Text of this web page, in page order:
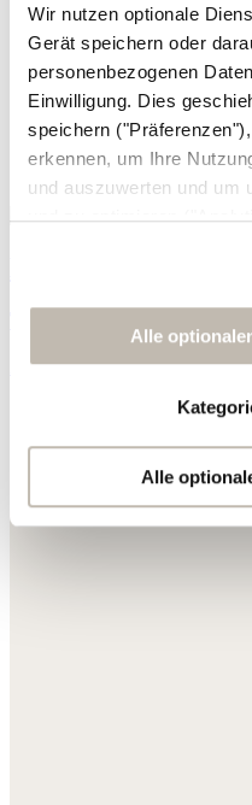
Wir nutzen optionale
Gerät speichern oder
personenbezogenen
Einwilligung. Dies
speichern
erkennen, um Ihre
und auszuwerten und um
und zu optimieren
zu erstellen, um
um Sie auf anderen
Sie erneut mit Werbung
Werbekampagnen
Ihre Daten werden mit
der
Sie auf "Kategorien
Alle
Alle
Bedrucktes
235,- €